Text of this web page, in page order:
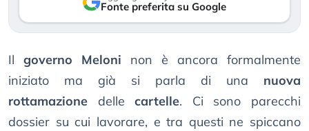
Fonte preferita su Google
Il governo Meloni non è ancora formalmente
iniziato ma già si parla di una nuova
rottamazione dellecartelle. Ci sono parecchi
dossier su cui lavorare, e tra questi ne spiccano